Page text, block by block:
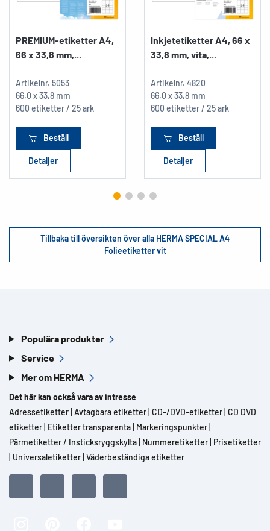
PREMIUM-etiketter A4,
66 x 33,8 mm,...
Artikelnr. 5053
66,0 x 33,8 mm
600 etiketter / 25 ark
Beställ
Detaljer
Inkjetetiketter A4, 66 x
33,8 mm, vita,...
Artikelnr. 4820
66,0 x 33,8 mm
600 etiketter / 25 ark
Beställ
Detaljer
Tillbaka till översikten över alla HERMA SPECIAL A4
Folieetiketter vit
Populära produkter
Service
Mer om HERMA
Det här kan också vara av intresse
Adressetiketter Avtagbara etiketter CD-/DVD-etiketter CD DVD
etiketter Etiketter transparenta Markeringspunkter
Pärmetiketter / Insticksryggskylta Nummeretiketter Prisetiketter
Universaletiketter Väderbeständiga etiketter